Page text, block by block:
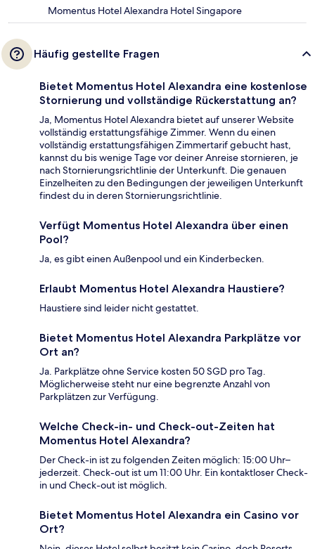
Momentus Hotel Alexandra Hotel Singapore
Häufig gestellte Fragen
Bietet Momentus Hotel Alexandra eine kostenlose
Stornierung und vollständige Rückerstattung an?
Ja, Momentus Hotel Alexandra bietet auf unserer Website
vollständig erstattungsfähige Zimmer. Wenn du einen
vollständig erstattungsfähigen Zimmertarif gebucht hast,
kannst du bis wenige Tage vor deiner Anreise stornieren, je
nach Stornierungsrichtlinie der Unterkunft. Die genauen
Einzelheiten zu den Bedingungen der jeweiligen Unterkunft
findest du in deren Stornierungsrichtlinie.
Verfügt Momentus Hotel Alexandra über einen
Pool?
Ja, es gibt einen Außenpool und ein Kinderbecken.
Erlaubt Momentus Hotel Alexandra Haustiere?
Haustiere sind leider nicht gestattet.
Bietet Momentus Hotel Alexandra Parkplätze vor
Ort an?
Ja. Parkplätze ohne Service kosten 50 SGD pro Tag.
Möglicherweise steht nur eine begrenzte Anzahl von
Parkplätzen zur Verfügung.
Welche Check-in- und Check-out-Zeiten hat
Momentus Hotel Alexandra?
Der Check-in ist zu folgenden Zeiten möglich: 15:00 Uhr–
jederzeit. Check-out ist um 11:00 Uhr. Ein kontaktloser Check-
in und Check-out ist möglich.
Bietet Momentus Hotel Alexandra ein Casino vor
Ort?